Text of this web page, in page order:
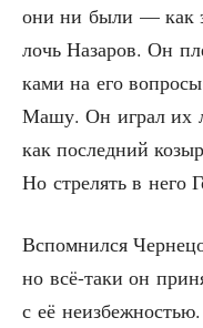
они ни были — как
лочь Наза­ров. Он
ка­ми на его
Машу. Он играл их
как послед­ний
Но стре­лять в него
Вспом­нил­ся
но всё-таки он
с её